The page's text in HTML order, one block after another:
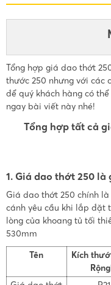
Tổng hợp giá dao thớt
thước 250 nhưng với các
để quý khách hàng có
ngay bài viết này nhé!
Tổng hợp tất cả
1. Giá dao thớt 250 là
Giá dao thớt 250 chính
cánh yêu cầu khi lắp đặt
lòng của khoang tủ tối
530mm
Tên
Kích